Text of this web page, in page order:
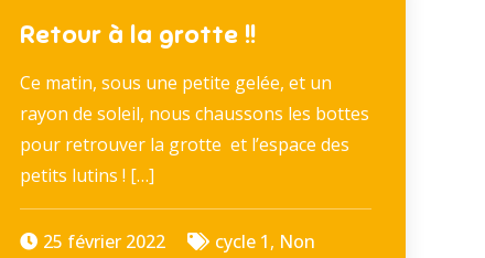
Retour à la grotte !!
Ce matin, sous une petite gelée, et un
rayon de soleil, nous chaussons les bottes
pour retrouver la grotte et l’espace des
petits lutins ! […]
25 février 2022 cycle 1, Non